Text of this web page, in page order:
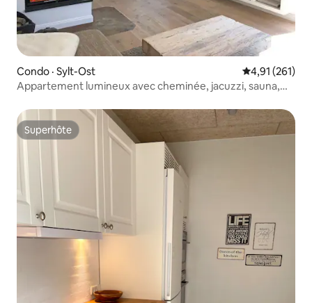
Condo · Sylt-Ost Note
4,91 (261)
Appartement lumineux avec cheminée, jacuzzi, sauna,
Superhôte
Superhôte